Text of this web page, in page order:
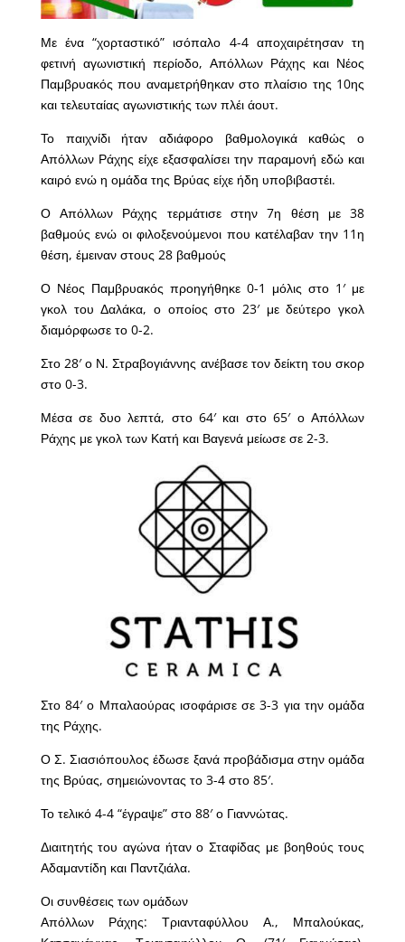
Με ένα “χορταστικό” ισόπαλο 4-4 αποχαιρέτησαν τη
φετινή αγωνιστική περίοδο, Απόλλων Ράχης και Νέος
Παμβρυακός που αναμετρήθηκαν στο πλαίσιο της 10ης
και τελευταίας αγωνιστικής των πλέι άουτ.
Το παιχνίδι ήταν αδιάφορο βαθμολογικά καθώς ο
Απόλλων Ράχης είχε εξασφαλίσει την παραμονή εδώ και
καιρό ενώ η ομάδα της Βρύας είχε ήδη υποβιβαστέι.
Ο Απόλλων Ράχης τερμάτισε στην 7η θέση με 38
βαθμούς ενώ οι φιλοξενούμενοι που κατέλαβαν την 11η
θέση, έμειναν στους 28 βαθμούς
Ο Νέος Παμβρυακός προηγήθηκε 0-1 μόλις στο 1′ με
γκολ του Δαλάκα, ο οποίος στο 23′ με δεύτερο γκολ
διαμόρφωσε το 0-2.
Στο 28′ ο Ν. Στραβογιάννης ανέβασε τον δείκτη του σκορ
στο 0-3.
Μέσα σε δυο λεπτά, στο 64′ και στο 65′ ο Απόλλων
Ράχης με γκολ των Κατή και Βαγενά μείωσε σε 2-3.
Στο 84′ ο Μπαλαούρας ισοφάρισε σε 3-3 για την ομάδα
της Ράχης.
Ο Σ. Σιασιόπουλος έδωσε ξανά προβάδισμα στην ομάδα
της Βρύας, σημειώνοντας το 3-4 στο 85′.
Το τελικό 4-4 “έγραψε” στο 88′ ο Γιαννώτας.
Διαιτητής του αγώνα ήταν ο Σταφίδας με βοηθούς τους
Αδαμαντίδη και Παντζιάλα.
Οι συνθέσεις των ομάδων
Απόλλων Ράχης: Τριανταφύλλου Α., Μπαλούκας,